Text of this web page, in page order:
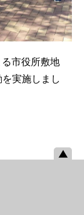
市役所敷地
実施しまし